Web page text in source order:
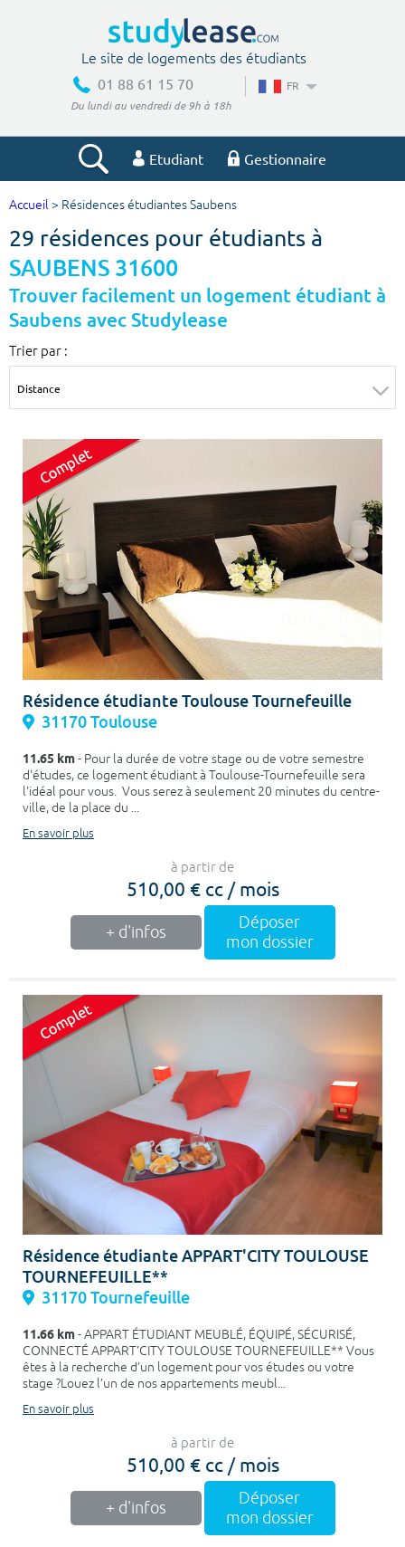
Le site de logements des étudiants
01 88 61 15 70
Du lundi au vendredi de 9h à 18h
FR
Etudiant Gestionnaire
Votre recherche
Ville, école
Type de location
Colocation
Votre date d'entrée
Chercher
Accueil > Résidences étudiantes Saubens
29 résidences pour étudiants à
SAUBENS 31600
Trouver facilement un logement étudiant à
Saubens avec Studylease
Trier par :
Résidence étudiante Toulouse Tournefeuille
31170 Toulouse
11.65 km- Pour la durée de votre stage ou de votre semestre
d'études, ce logement étudiant à Toulouse-Tournefeuille sera
l'idéal pour vous. Vous serez à seulement 20 minutes du centre-
ville, de la place du ...
En savoir plus
à partir de
510,00 € cc / mois
+ d'infos
Déposer
mon dossier
Résidence étudiante APPART'CITY TOULOUSE
TOURNEFEUILLE**
31170 Tournefeuille
11.66 km- APPART ÉTUDIANT MEUBLÉ, ÉQUIPÉ, SÉCURISÉ,
CONNECTÉ APPART’CITY TOULOUSE TOURNEFEUILLE** Vous
êtes à la recherche d’un logement pour vos études ou votre
stage ?Louez l’un de nos appartements meubl...
En savoir plus
à partir de
510,00 € cc / mois
+ d'infos
Déposer
mon dossier